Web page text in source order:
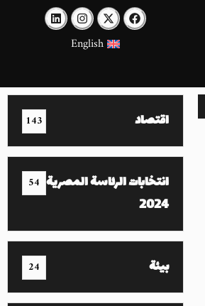
English
اقتصاد 143
انتخابات الرئاسة المصرية
2024
54
بيئة 24